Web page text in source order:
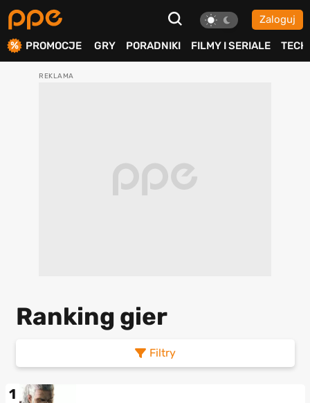
Zaloguj
PROMOCJE GRY PORADNIKI FILMY I SERIALE TECH
Ranking gier
Filtry
1